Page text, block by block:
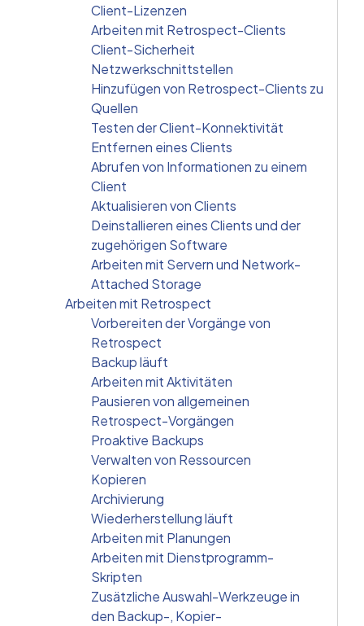
Client-Lizenzen
Arbeiten mit Retrospect-Clients
Client-Sicherheit
Netzwerkschnittstellen
Hinzufügen von Retrospect-Clients zu
Quellen
Testen der Client-Konnektivität
Entfernen eines Clients
Abrufen von Informationen zu einem
Client
Aktualisieren von Clients
Deinstallieren eines Clients und der
zugehörigen Software
Arbeiten mit Servern und Network-
Attached Storage
Arbeiten mit Retrospect
Vorbereiten der Vorgänge von
Retrospect
Backup läuft
Arbeiten mit Aktivitäten
Pausieren von allgemeinen
Retrospect-Vorgängen
Proaktive Backups
Verwalten von Ressourcen
Kopieren
Archivierung
Wiederherstellung läuft
Arbeiten mit Planungen
Arbeiten mit Dienstprogramm-
Skripten
Zusätzliche Auswahl-Werkzeuge in
den Backup-, Kopier-